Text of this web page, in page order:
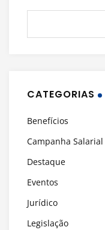
CATEGORIAS
Benefícios
Campanha Salarial
Destaque
Eventos
Jurídico
Legislação